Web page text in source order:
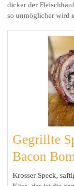
dicker der
so unmöglicher wird
Gegrillte
Bacon
Krosser Speck,